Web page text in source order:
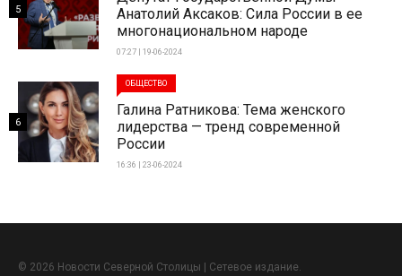
Анатолий Аксаков: Сила России в ее
многонациональном народе
07:27 | 19-06-2024
5
ОБЩЕСТВО
Галина Ратникова: Тема женского
лидерства — тренд современной
России
16:36 | 23-06-2024
6
© 2026 Новости Северной Столицы | Сетевое издание.